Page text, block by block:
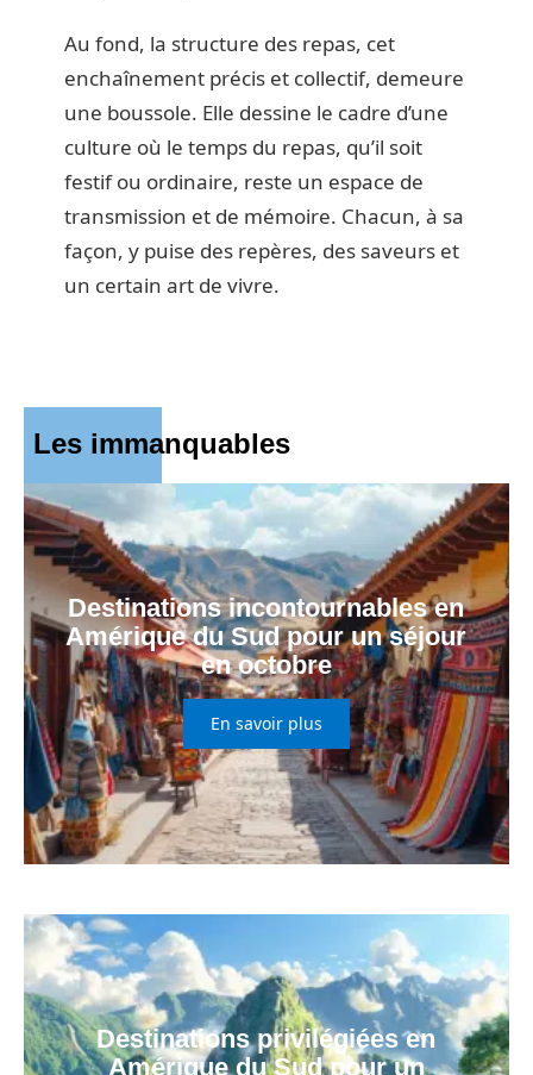
Au fond, la structure des repas, cet
enchaînement précis et collectif, demeure
une boussole. Elle dessine le cadre d’une
culture où le temps du repas, qu’il soit
festif ou ordinaire, reste un espace de
transmission et de mémoire. Chacun, à sa
façon, y puise des repères, des saveurs et
un certain art de vivre.
Les immanquables
Destinations incontournables en
Amérique du Sud pour un séjour
en octobre
En savoir plus
Destinations privilégiées en
Amérique du Sud pour un